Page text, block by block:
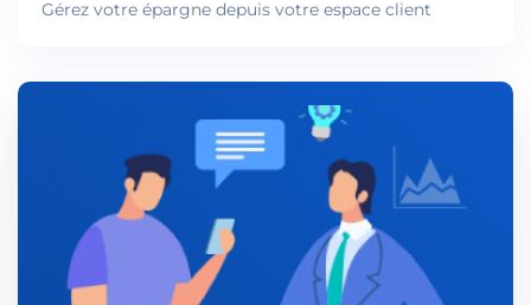
Gérez votre épargne depuis votre espace client